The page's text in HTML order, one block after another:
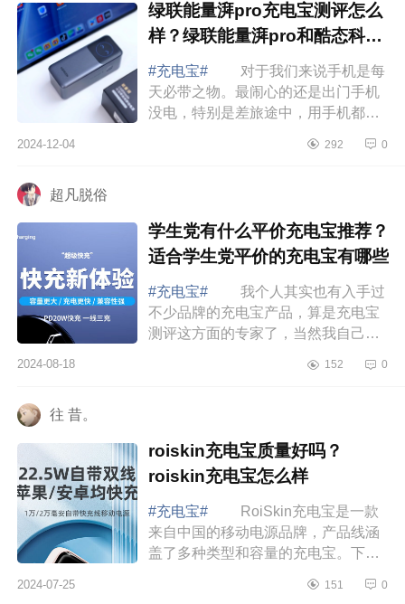
绿联能量湃pro充电宝测评怎么
样？绿联能量湃pro和酷态科15
号怎么选
#充电宝#
对于我们来说手机是每
天必带之物。最闹心的还是出门手机
没电，特别是差旅途中，用手机都小
所以给自己准备这款绿联能量湃Pro，
2024-12-04 292 0
超凡脱俗
学生党有什么平价充电宝推荐？
适合学生党平价的充电宝有哪些
#充电宝#
我个人其实也有入手过
不少品牌的充电宝产品，算是充电宝
测评这方面的专家了，当然我自己的
楚了解到使用者的需求是什么。下面
2024-08-18 152 0
往 昔。
roiskin充电宝质量好吗？
roiskin充电宝怎么样
#充电宝#
RoiSkin充电宝是一款
来自中国的移动电源品牌，产品线涵
盖了多种类型和容量的充电宝。下面
好吗？roiskin充电宝怎么样
2024-07-25 151 0